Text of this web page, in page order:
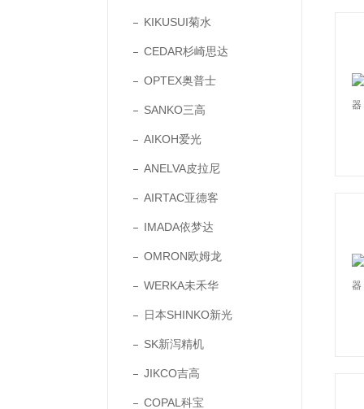
KIKUSUI菊水
CEDAR杉崎思达
OPTEX奥普士
SANKO三高
AIKOH爱光
ANELVA皮拉尼
AIRTAC亚德客
IMADA依梦达
OMRON欧姆龙
WERKA未禾华
日本SHINKO新光
SK新泻精机
JIKCO吉高
COPAL科宝